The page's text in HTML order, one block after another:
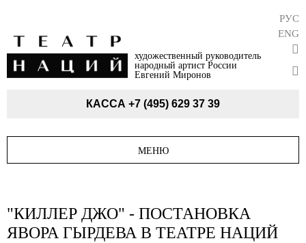
художественный руководитель
народный артист России
Евгений Миронов
РУС
ENG
КАССА +7 (495) 629 37 39
МЕНЮ
"КИЛЛЕР ДЖО" - ПОСТАНОВКА
ЯВОРА ГЫРДЕВА В ТЕАТРЕ НАЦИЙ